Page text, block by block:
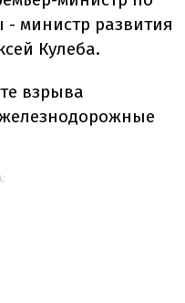
министр развития
Кулеба.
взрыва